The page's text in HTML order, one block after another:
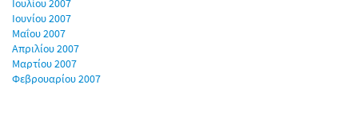
Ιουλίου 2007
Ιουνίου 2007
Μαΐου 2007
Απριλίου 2007
Μαρτίου 2007
Φεβρουαρίου 2007